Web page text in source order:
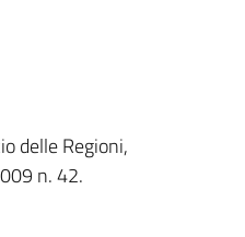
delle Regioni,
n. 42.